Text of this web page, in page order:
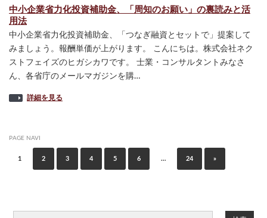
中小企業省力化投資補助金、「周知のお願い」の裏読みと活
用法
中小企業省力化投資補助金、「つなぎ融資とセットで」提案して
みましょう。報酬単価が上がります。 こんにちは。株式会社ネク
ストフェイズのヒガシカワです。 士業・コンサルタントみなさ
ん、各省庁のメールマガジンを購…
詳細を見る
PAGE NAVI
1 2 3 4 5 6 … 24 »